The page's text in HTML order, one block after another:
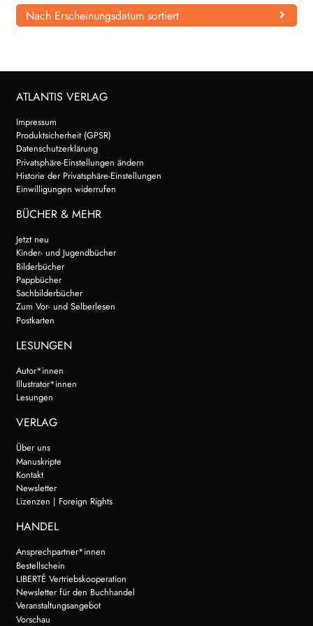
WEITERE VERLAGE
Nach Erscheinungsdatum sortiert
ATLANTIS VERLAG
Impressum
Produktsicherheit (GPSR)
Datenschutzerklärung
Privatsphäre-Einstellungen ändern
Historie der Privatsphäre-Einstellungen
Einwilligungen widerrufen
BÜCHER & MEHR
Jetzt neu
Kinder- und Jugendbücher
Bilderbücher
Pappbücher
Sachbilderbücher
Zum Vor- und Selberlesen
Postkarten
LESUNGEN
Autor*innen
Illustrator*innen
Lesungen
VERLAG
Über uns
Manuskripte
Kontakt
Newsletter
Lizenzen | Foreign Rights
HANDEL
Ansprechpartner*innen
Bestellschein
LIBERTÉ Vertriebskooperation
Newsletter für den Buchhandel
Veranstaltungsangebot
Vorschau